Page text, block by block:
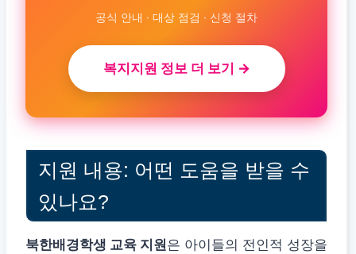
공식 안내 · 대상 점검 · 신청 절차
복지지원 정보 더 보기 →
지원 내용: 어떤 도움을 받을 수
있나요?
북한배경학생 교육 지원은 아이들의 전인적 성장을